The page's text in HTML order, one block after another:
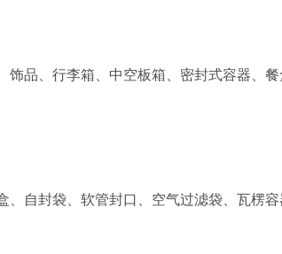
饰品、行李箱、中空板箱、密封式容器、餐
、自封袋、软管封口、空气过滤袋、瓦楞